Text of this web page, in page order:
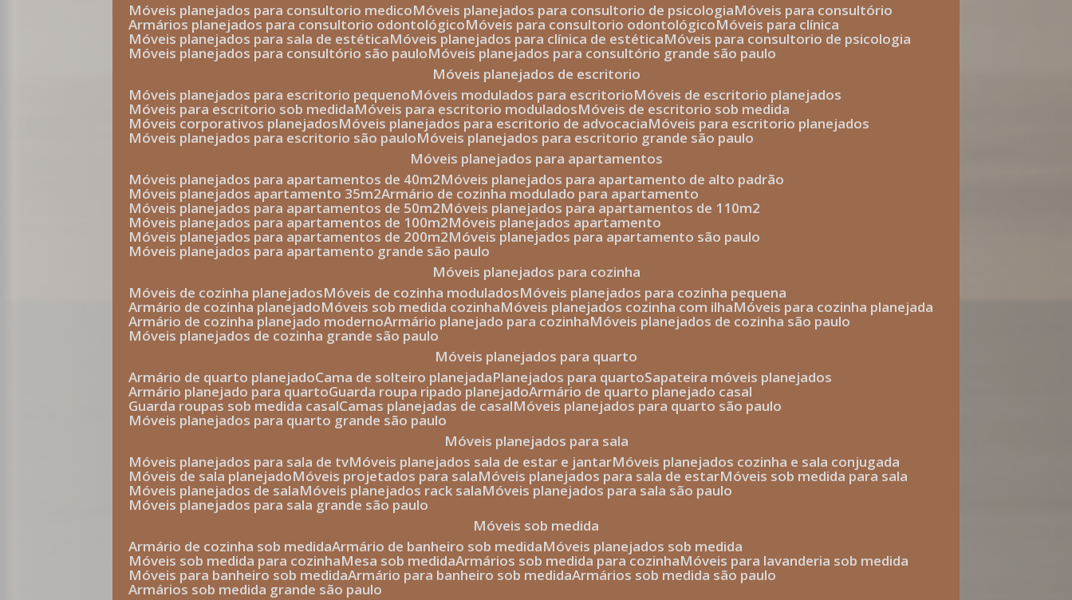
móveis planejados para consultorio medico
móveis planejados para consultorio de psicologia móveis para consultório
armários planejados para consultorio odontológico móveis para consultorio odontológico móveis para clínica
móveis planejados para sala de estética móveis planejados para clínica de estética móveis para consultorio de psicologia
móveis planejados para consultório são paulo
móveis planejados para consultório grande são paulo
móveis planejados de escritorio
móveis planejados para escritorio pequeno
móveis modulados para escritorio móveis de escritorio planejados
móveis para escritorio sob medida móveis para escritorio modulados móveis de escritorio sob medida
móveis corporativos planejados móveis planejados para escritorio de advocacia móveis para escritorio planejados
móveis planejados para escritorio são paulo
móveis planejados para escritorio grande são paulo
móveis planejados para apartamentos
móveis planejados para apartamentos de 40m2
móveis planejados para apartamento de alto padrão
móveis planejados apartamento 35m2 armário de cozinha modulado para apartamento
móveis planejados para apartamentos de 50m2 móveis planejados para apartamentos de 110m2
móveis planejados para apartamentos de 100m2 móveis planejados apartamento
móveis planejados para apartamentos de 200m2 móveis planejados para apartamento são paulo
móveis planejados para apartamento grande são paulo
móveis planejados para cozinha
móveis de cozinha planejados
móveis de cozinha modulados móveis planejados para cozinha pequena
armário de cozinha planejado móveis sob medida cozinha móveis planejados cozinha com ilha móveis para cozinha planejada
armário de cozinha planejado moderno armário planejado para cozinha móveis planejados de cozinha são paulo
móveis planejados de cozinha grande são paulo
móveis planejados para quarto
armário de quarto planejado cama de solteiro planejada planejados para quarto sapateira móveis planejados
armário planejado para quarto guarda roupa ripado planejado armário de quarto planejado casal
guarda roupas sob medida casal camas planejadas de casal móveis planejados para quarto são paulo
móveis planejados para quarto grande são paulo
móveis planejados para sala
móveis planejados para sala de tv
móveis planejados sala de estar e jantar móveis planejados cozinha e sala conjugada
móveis de sala planejado móveis projetados para sala móveis planejados para sala de estar móveis sob medida para sala
móveis planejados de sala móveis planejados rack sala móveis planejados para sala são paulo
móveis planejados para sala grande são paulo
móveis sob medida
armário de cozinha sob medida armário de banheiro sob medida móveis planejados sob medida
móveis sob medida para cozinha mesa sob medida armários sob medida para cozinha móveis para lavanderia sob medida
móveis para banheiro sob medida armário para banheiro sob medida armários sob medida são paulo
armários sob medida grande são paulo